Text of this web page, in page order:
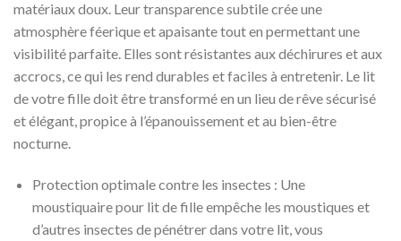
matériaux doux. Leur transparence subtile crée une
atmosphère féerique et apaisante tout en permettant une
visibilité parfaite. Elles sont résistantes aux déchirures et aux
accrocs, ce qui les rend durables et faciles à entretenir. Le lit
de votre fille doit être transformé en un lieu de rêve sécurisé
et élégant, propice à l’épanouissement et au bien-être
nocturne.
Protection optimale contre les insectes : Une
moustiquaire pour lit de fille empêche les moustiques et
d’autres insectes de pénétrer dans votre lit, vous